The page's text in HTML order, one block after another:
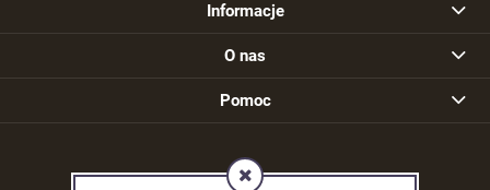
Informacje
O nas
Pomoc